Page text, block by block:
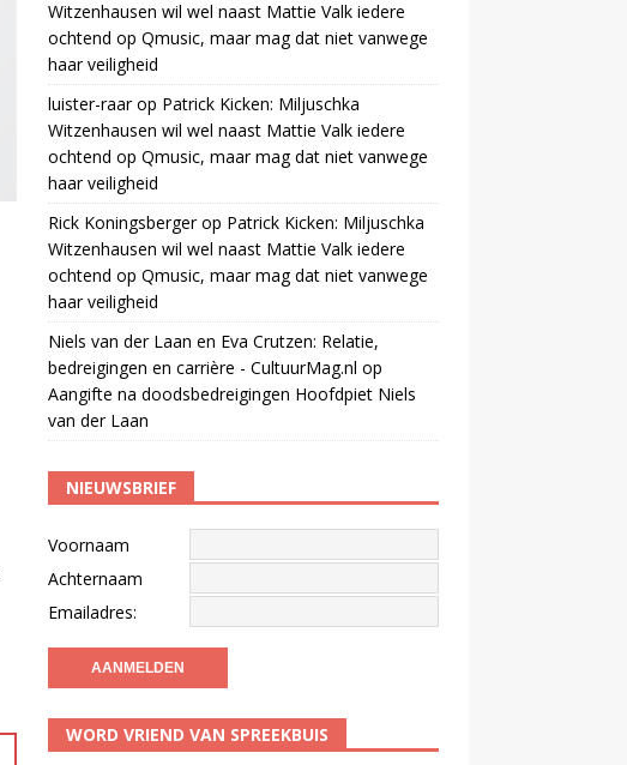
Witzenhausen wil wel naast Mattie Valk iedere
ochtend op Qmusic, maar mag dat niet vanwege
haar veiligheid
luister-raarop Patrick Kicken: Miljuschka
Witzenhausen wil wel naast Mattie Valk iedere
ochtend op Qmusic, maar mag dat niet vanwege
haar veiligheid
Rick Koningsbergerop Patrick Kicken: Miljuschka
Witzenhausen wil wel naast Mattie Valk iedere
ochtend op Qmusic, maar mag dat niet vanwege
haar veiligheid
Niels van der Laan en Eva Crutzen: Relatie,
bedreigingen en carrière - CultuurMag.nl op
Aangifte na doodsbedreigingen Hoofdpiet Niels
van der Laan
NIEUWSBRIEF
Voornaam
Achternaam
Emailadres:
WORD VRIEND VAN SPREEKBUIS